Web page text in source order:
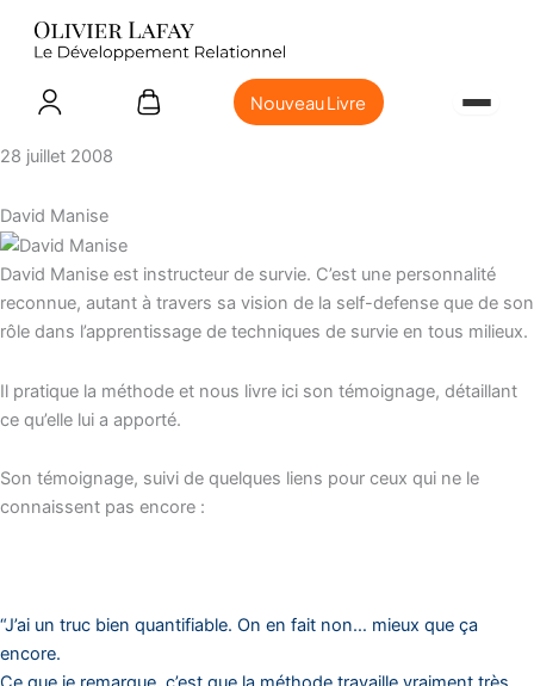
Nouveau Livre
28 juillet 2008
David Manise
David Manise est instructeur de survie. C’est une personnalité
reconnue, autant à travers sa vision de la self-defense que de son
rôle dans l’apprentissage de techniques de survie en tous milieux.
Il pratique la méthode et nous livre ici son témoignage, détaillant
ce qu’elle lui a apporté.
Son témoignage, suivi de quelques liens pour ceux qui ne le
connaissent pas encore :
“J’ai un truc bien quantifiable. On en fait non… mieux que ça
encore.